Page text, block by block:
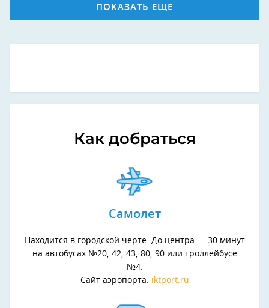
ПОКАЗАТЬ ЕЩЕ
Как добраться
Самолет
Находится в городской черте. До центра — 30 минут
на автобусах №20, 42, 43, 80, 90 или троллейбусе
№4.
Сайт аэропорта: iktport.ru